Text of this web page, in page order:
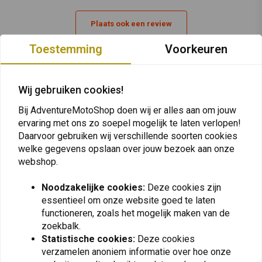
Toegang tot knoppen
Plaats ook een review
QUAD LOCK
Mobiel Hoesje Iphone
6/6s | Zwart
Mobiele Poncho Galaxy
Note20 Ultra
Toestemming Voorkeuren
Wij gebruiken cookies!
Bij AdventureMotoShop doen wij er alles aan om jouw
ervaring met ons zo soepel mogelijk te laten verlopen!
Daarvoor gebruiken wij verschillende soorten cookies
welke gegevens opslaan over jouw bezoek aan onze
webshop.
Noodzakelijke cookies: Deze cookies zijn
essentieel om onze website goed te laten
functioneren, zoals het mogelijk maken van de
zoekbalk.
Statistische cookies: Deze cookies
verzamelen anoniem informatie over hoe onze